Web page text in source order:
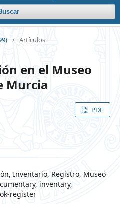
/ Artículos
en el Museo
Murcia
PDF
Inventario, Registro, Museo
inventary,
register